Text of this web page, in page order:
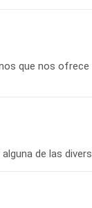
que nos
de las